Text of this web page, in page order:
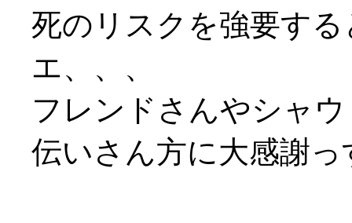
死のリスクを強要す
エ、、、
フレンドさんやシャ
伝いさん方に大感謝っ